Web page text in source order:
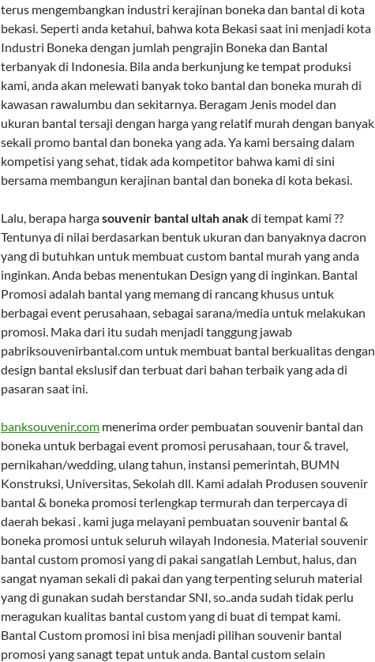
terus mengembangkan industri kerajinan boneka dan bantal di kota
bekasi. Seperti anda ketahui, bahwa kota Bekasi saat ini menjadi kota
Industri Boneka dengan jumlah pengrajin Boneka dan Bantal
terbanyak di Indonesia. Bila anda berkunjung ke tempat produksi
kami, anda akan melewati banyak toko bantal dan boneka murah di
kawasan rawalumbu dan sekitarnya. Beragam Jenis model dan
ukuran bantal tersaji dengan harga yang relatif murah dengan banyak
sekali promo bantal dan boneka yang ada. Ya kami bersaing dalam
kompetisi yang sehat, tidak ada kompetitor bahwa kami di sini
bersama membangun kerajinan bantal dan boneka di kota bekasi.
Lalu, berapa hargasouvenir bantal ultah anakdi tempat kami ??
Tentunya di nilai berdasarkan bentuk ukuran dan banyaknya dacron
yang di butuhkan untuk membuat custom bantal murah yang anda
inginkan. Anda bebas menentukan Design yang di inginkan. Bantal
Promosi adalah bantal yang memang di rancang khusus untuk
berbagai event perusahaan, sebagai sarana/media untuk melakukan
promosi. Maka dari itu sudah menjadi tanggung jawab
pabriksouvenirbantal.com untuk membuat bantal berkualitas dengan
design bantal ekslusif dan terbuat dari bahan terbaik yang ada di
pasaran saat ini.
banksouvenir.com menerima order pembuatan souvenir bantal dan
boneka untuk berbagai event promosi perusahaan, tour & travel,
pernikahan/wedding, ulang tahun, instansi pemerintah, BUMN
Konstruksi, Universitas, Sekolah dll. Kami adalah Produsen souvenir
bantal & boneka promosi terlengkap termurah dan terpercaya di
daerah bekasi . kami juga melayani pembuatan souvenir bantal &
boneka promosi untuk seluruh wilayah Indonesia. Material souvenir
bantal custom promosi yang di pakai sangatlah Lembut, halus, dan
sangat nyaman sekali di pakai dan yang terpenting seluruh material
yang di gunakan sudah berstandar SNI, so..anda sudah tidak perlu
meragukan kualitas bantal custom yang di buat di tempat kami.
Bantal Custom promosi ini bisa menjadi pilihan souvenir bantal
promosi yang sanagt tepat untuk anda. Bantal custom selain